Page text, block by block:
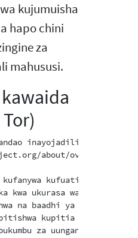
kujumuisha
hapo chini
za
mahususi.
inayojadiliwa ni nodi
about/
kufanywa kufuatilia
kwa ukurasa wa
na baadhi ya watu
kupitia rilei
za uunganisho wa